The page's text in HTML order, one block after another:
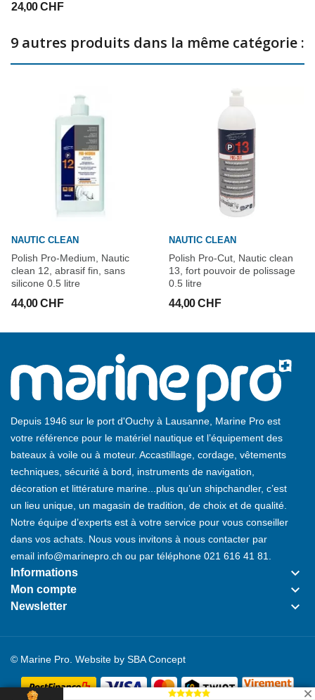
24,00 CHF
9 autres produits dans la même catégorie :
NAUTIC CLEAN
Polish Pro-Medium, Nautic
clean 12, abrasif fin, sans
silicone 0.5 litre
44,00 CHF
NAUTIC CLEAN
Polish Pro-Cut, Nautic clean
13, fort pouvoir de polissage
0.5 litre
44,00 CHF
Depuis 1946 sur le port d'Ouchy à Lausanne, Marine Pro est
votre référence pour le matériel nautique et l’équipement des
bateaux à voile ou à moteur. Accastillage, cordage, vêtements
techniques, sécurité à bord, instruments de navigation,
décoration et littérature marine...plus qu’un shipchandler, c’est
un lieu unique, un magasin de tradition, de choix et de qualité.
Notre équipe d’experts est à votre service pour vous conseiller
dans vos achats. Nous vous invitons à nous contacter par
email info@marinepro.ch ou par téléphone 021 616 41 81
Informations keyboard_arrow_down
Mon compte keyboard_arrow_down
Newsletter keyboard_arrow_down
© Marine Pro. Website by SBA Concept